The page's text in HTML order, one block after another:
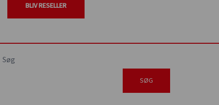
BLIV RESELLER
Søg
SØG